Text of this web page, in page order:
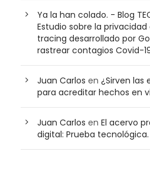
Ya la han colado. - Blog
Estudio sobre la
tracing desarrollado por
rastrear contagios Covid-
Juan Carlos en ¿Sirven las
para acreditar hechos en
Juan Carlos en El acervo
digital: Prueba tecnológica.